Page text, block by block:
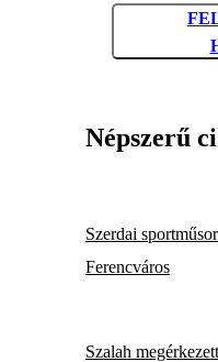
Népszerű
Szerdai
Ferencváros
Szalah